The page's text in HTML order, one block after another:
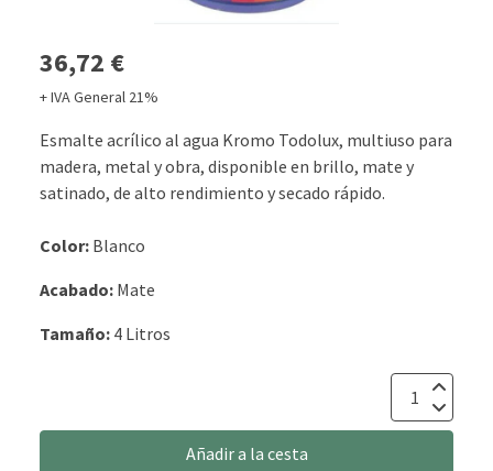
36,72 €
+ IVA General 21%
Esmalte acrílico al agua Kromo Todolux, multiuso para
madera, metal y obra, disponible en brillo, mate y
satinado, de alto rendimiento y secado rápido.
Color: Blanco
Acabado: Mate
Tamaño: 4 Litros
Añadir a la cesta